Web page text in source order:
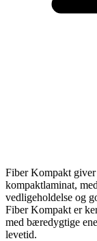
Fiber Kompakt
kompaktlaminat,
vedligeholdelse og
Fiber Kompakt er
med bæredygtige
levetid.